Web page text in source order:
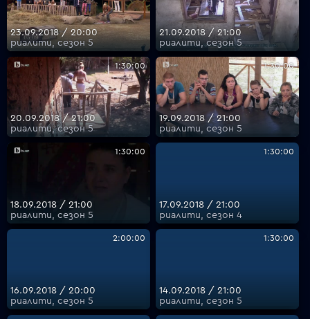
23.09.2018 / 20:00
риалити, сезон 5
21.09.2018 / 21:00
риалити, сезон 5
1:30:00
20.09.2018 / 21:00
риалити, сезон 5
1:30:00
19.09.2018 / 21:00
риалити, сезон 5
1:30:00
18.09.2018 / 21:00
риалити, сезон 5
1:30:00
17.09.2018 / 21:00
риалити, сезон 4
2:00:00
16.09.2018 / 20:00
риалити, сезон 5
1:30:00
14.09.2018 / 21:00
риалити, сезон 5